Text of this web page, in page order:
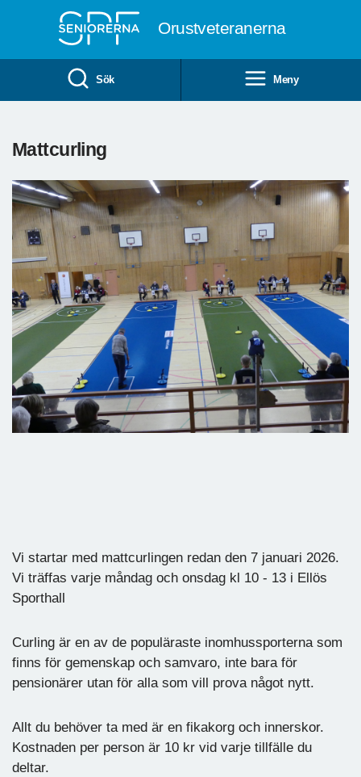
Orustveteranerna
Sök Meny
Mattcurling
Vi startar med mattcurlingen redan den 7 januari 2026.
Vi träffas varje måndag och onsdag kl 10 - 13 i Ellös
Sporthall
Curling är en av de populäraste inomhussporterna som
finns för gemenskap och samvaro, inte bara för
pensionärer utan för alla som vill prova något nytt.
Allt du behöver ta med är en fikakorg och innerskor.
Kostnaden per person är 10 kr vid varje tillfälle du
deltar.